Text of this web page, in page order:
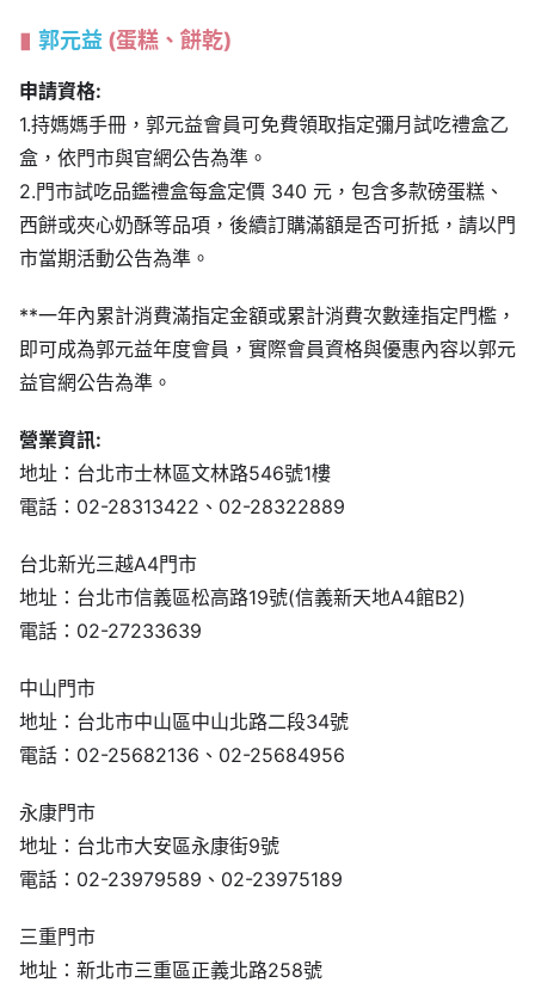
郭元益 (蛋糕、餅乾)
申請資格:
1.持媽媽手冊，郭元益會員可免費領取指定彌月試吃禮盒乙
盒，依門市與官網公告為準。
2.門市試吃品鑑禮盒每盒定價 340 元，包含多款磅蛋糕、
西餅或夾心奶酥等品項，後續訂購滿額是否可折抵，請以門
市當期活動公告為準。
**一年內累計消費滿指定金額或累計消費次數達指定門檻，
即可成為郭元益年度會員，實際會員資格與優惠內容以郭元
益官網公告為準。
營業資訊:
地址：台北市士林區文林路546號1樓
電話：02-28313422、02-28322889
台北新光三越A4門市
地址：台北市信義區松高路19號(信義新天地A4館B2)
電話：02-27233639
中山門市
地址：台北市中山區中山北路二段34號
電話：02-25682136、02-25684956
永康門市
地址：台北市大安區永康街9號
電話：02-23979589、02-23975189
三重門市
地址：新北市三重區正義北路258號